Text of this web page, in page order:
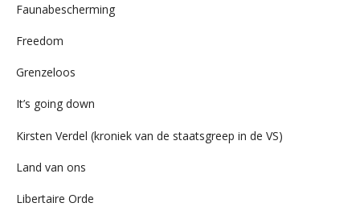
Faunabescherming
Freedom
Grenzeloos
It’s going down
Kirsten Verdel (kroniek van de staatsgreep in de VS)
Land van ons
Libertaire Orde